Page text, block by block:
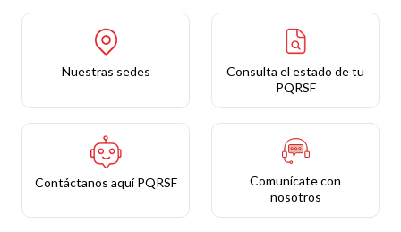
Nuestras sedes
Consulta el estado de tu
PQRSF
Contáctanos aquí PQRSF
Comunícate con
nosotros